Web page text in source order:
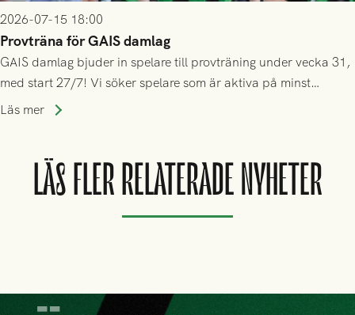
2026-07-15 18:00
Provträna för GAIS damlag
GAIS damlag bjuder in spelare till provträning under vecka 31,
med start 27/7! Vi söker spelare som är aktiva på minst
division 3-nivå.
Läs mer
LÄS FLER RELATERADE NYHETER